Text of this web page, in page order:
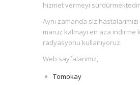
hizmet vermeyi
Aynı zamanda siz
maruz kalmayı en aza indirme
radyasyonu kullanıyoruz.
Web sayfalarımız,
Tomokay